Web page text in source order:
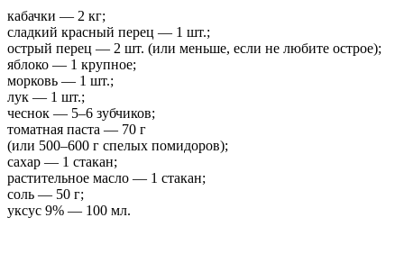
кабачки — 2 кг;
сладкий красный перец — 1 шт.;
острый перец — 2 шт. (или меньше, если не любите острое);
яблоко — 1 крупное;
морковь — 1 шт.;
лук — 1 шт.;
чеснок — 5–6 зубчиков;
томатная паста — 70 г
(или 500–600 г спелых помидоров);
сахар — 1 стакан;
растительное масло — 1 стакан;
соль — 50 г;
уксус 9% — 100 мл.